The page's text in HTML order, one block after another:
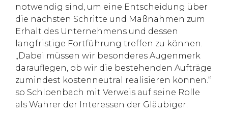
notwendig sind, um eine Entscheidung über
die nächsten Schritte und Maßnahmen zum
Erhalt des Unternehmens und dessen
langfristige Fortführung treffen zu können.
„Dabei müssen wir besonderes Augenmerk
darauflegen, ob wir die bestehenden Aufträge
zumindest kostenneutral realisieren können.“
so Schloenbach mit Verweis auf seine Rolle
als Wahrer der Interessen der Gläubiger.